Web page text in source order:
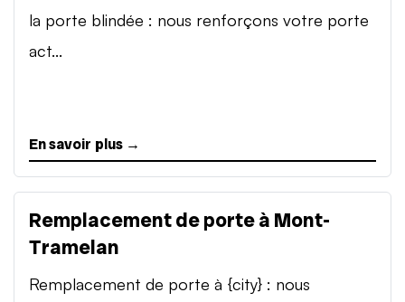
la porte blindée : nous renforçons votre porte
act...
En savoir plus →
Remplacement de porte à Mont-
Tramelan
Remplacement de porte à {city} : nous